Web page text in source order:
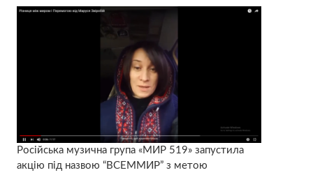
Російська музична група «МИР 519» запустила
акцію під назвою “ВСЕММИР” з метою